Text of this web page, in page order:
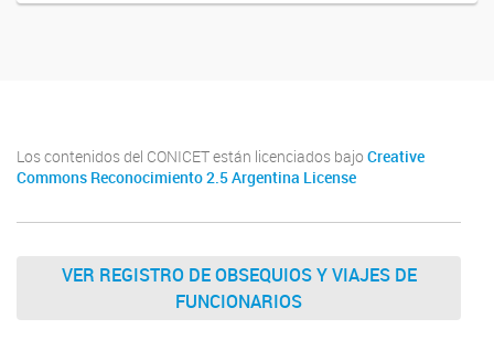
Los contenidos del CONICET están licenciados bajo Creative
Commons Reconocimiento 2.5 Argentina License
VER REGISTRO DE OBSEQUIOS Y VIAJES DE
FUNCIONARIOS